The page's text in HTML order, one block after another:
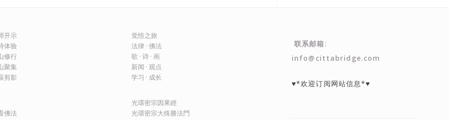
开示
体验
修行
聚集
剪影
佛法
觉悟之旅
法律 · 佛法
歌 · 诗 · 画
新闻 · 观点
学习 · 成长
光環密宗因果經
光環密宗大殊勝法門
联系邮箱:
info@cittabridge.com
♥*欢迎订阅网站信息*♥